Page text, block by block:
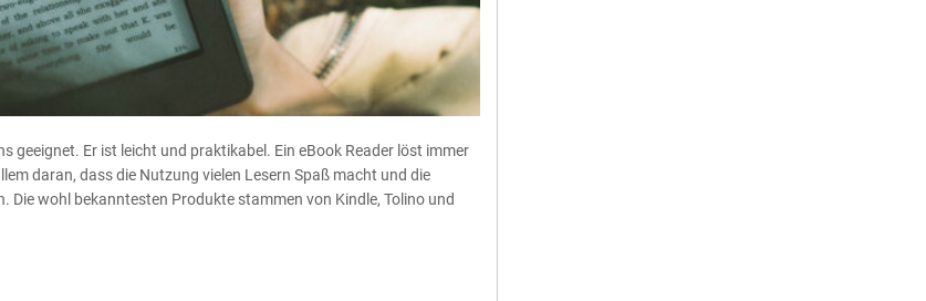
geeignet. Er ist leicht und praktikabel. Ein eBook Reader löst immer
daran, dass die Nutzung vielen Lesern Spaß macht und die
wohl bekanntesten Produkte stammen von Kindle, Tolino und